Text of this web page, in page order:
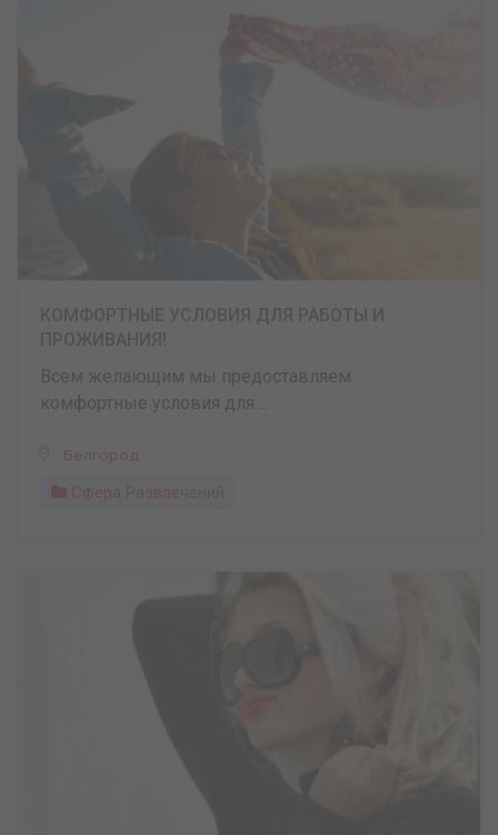
Всем желающим мы предоставляем
комфортные условия для ...
Белгород
Сфера Развлечений